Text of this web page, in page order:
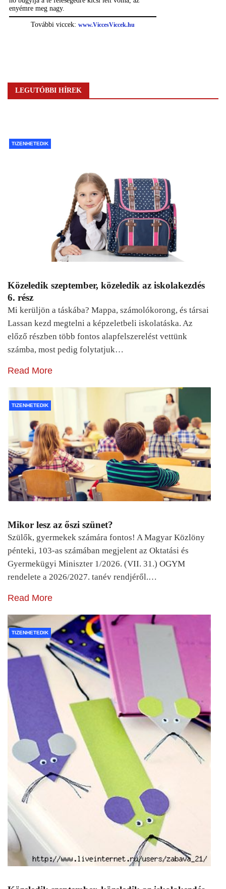
LEGUTÓBBI HÍREK
TIZENHETEDIK
Közeledik szeptember, közeledik az iskolakezdés
6. rész
Mi kerüljön a táskába? Mappa, számolókorong, és társai
Lassan kezd megtelni a képzeletbeli iskolatáska. Az
előző részben több fontos alapfelszerelést vettünk
számba, most pedig folytatjuk…
Read More
TIZENHETEDIK
Mikor lesz az őszi szünet?
Szülők, gyermekek számára fontos! A Magyar Közlöny
pénteki, 103-as számában megjelent az Oktatási és
Gyermekügyi Miniszter 1/2026. (VII. 31.) OGYM
rendelete a 2026/2027. tanév rendjéről.…
Read More
TIZENHETEDIK